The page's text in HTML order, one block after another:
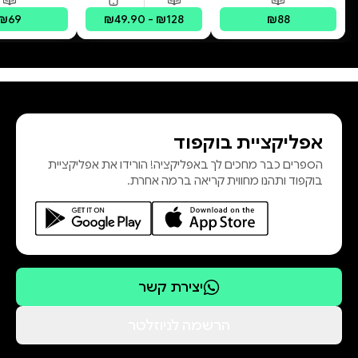
כי הוא נכתב באהבה — מתוך ניסיון,
זה ספר שמטייל איתך — בגוף, בלב,
פורמטים זמינים: מודפס
₪88
הניתוח לקיצור קיבה
פורמטים זמינים: מודפס,
₪49.90 - ₪128
אפליקציית בוקפוד
הספרים כבר מחכים לך באפליקציה! הורידו את אפליקציית
בוקפוד ותהנו מחווית קריאה ברמה אחרת.
יצירת קשר